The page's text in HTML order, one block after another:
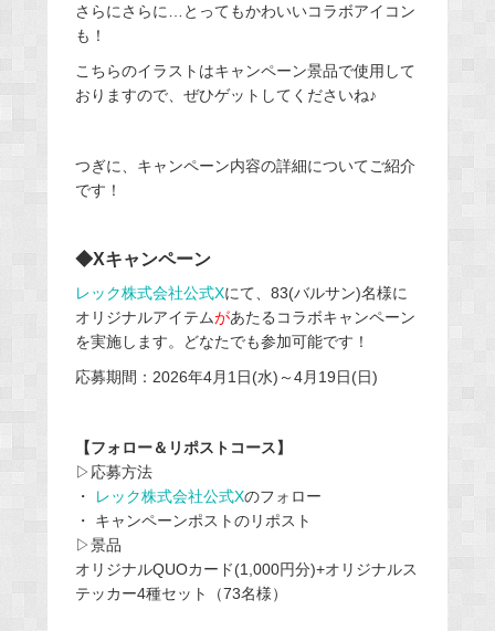
さらにさらに…とってもかわいいコラボアイコン
も！
こちらのイラストはキャンペーン景品で使用して
おりますので、ぜひゲットしてくださいね♪
つぎに、キャンペーン内容の詳細についてご紹介
です！
◆Xキャンペーン
レック株式会社公式Xにて、83(バルサン)名様に
オリジナルアイテムがあたるコラボキャンペーン
を実施します。どなたでも参加可能です！
応募期間：2026年4月1日(水)～4月19日(日)
【フォロー＆リポストコース】
▷応募方法
・
レック株式会社公式Xのフォロー
・ キャンペーンポストのリポスト
▷景品
オリジナルQUOカード(1,000円分)+オリジナルス
テッカー4種セット（73名様）